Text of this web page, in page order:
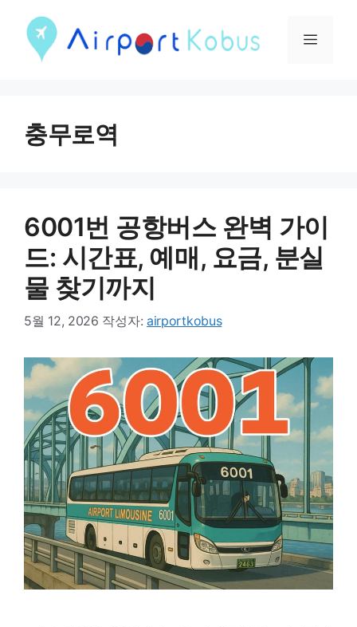
메
충무로역
6001번 공항버스 완벽 가이
드: 시간표, 예매, 요금, 분실
물 찾기까지
5월 12, 2026 작성자: airportkobus